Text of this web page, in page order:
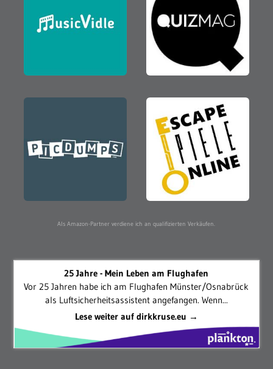
Als Amazon-Partner verdiene ich an qualifizierten Verkäufen.
25 Jahre - Mein Leben am Flughafen
Vor 25 Jahren habe ich am Flughafen Münster/Osnabrück
als Luftsicherheitsassistent angefangen. Wenn...
Lese weiter auf dirkkruse.eu →